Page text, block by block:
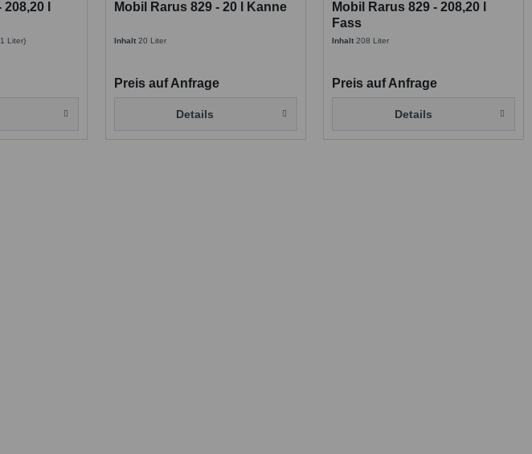
l
Liter)
Mobil Rarus 829 - 20 l Kanne
Inhalt20 Liter
Preis auf Anfrage
Details
Mobil Rarus 829 - 208,20 l
Fass
Inhalt208 Liter
Preis auf Anfrage
Details